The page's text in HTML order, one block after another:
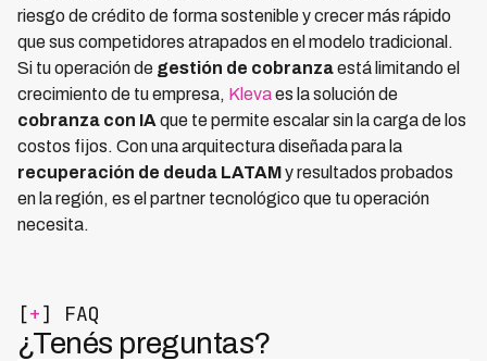
riesgo de crédito de forma sostenible y crecer más rápido
que sus competidores atrapados en el modelo tradicional.
Si tu operación de gestión de cobranzaestá limitando el
crecimiento de tu empresa, Klevaes la solución de
cobranza con IA que te permite escalar sin la carga de los
costos fijos. Con una arquitectura diseñada para la
recuperación de deuda LATAMy resultados probados
en la región, es el partner tecnológico que tu operación
necesita.
[+] FAQ
¿Tenés preguntas?